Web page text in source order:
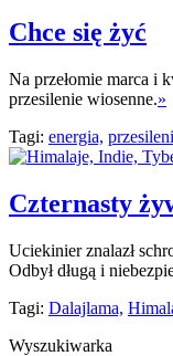
Chce się żyć
Na przełomie marca i
przesilenie wiosenne.»
Tagi: energia,
Czternasty
Uciekinier znalazł
Odbył długą i
Tagi: Dalajlama,
Wyszukiwarka